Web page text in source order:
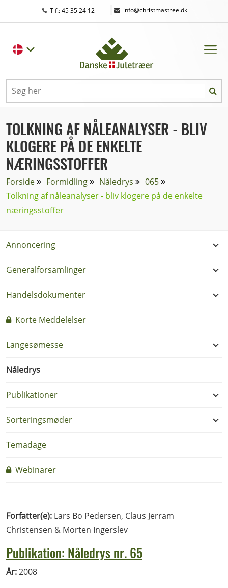
Tlf.: 45 35 24 12 | info@christmastree.dk
TOLKNING AF NÅLEANALYSER - BLIV
KLOGERE PÅ DE ENKELTE
NÆRINGSSTOFFER
Forside Formidling Nåledrys
065
Tolkning af nåleanalyser - bliv klogere på de enkelte
næringsstoffer
Annoncering
Generalforsamlinger
Handelsdokumenter
Korte Meddelelser
Langesømesse
Nåledrys
Publikationer
Sorteringsmøder
Temadage
Webinarer
Forfatter(e): Lars Bo Pedersen, Claus Jerram
Christensen & Morten Ingerslev
Publikation: Nåledrys nr. 65
År:2008